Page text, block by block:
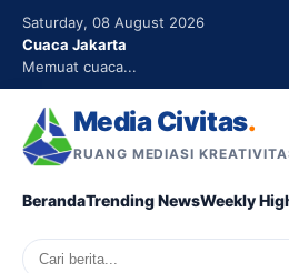
Saturday, 08 August 2026
Cuaca Jakarta
Memuat cuaca...
Media Civitas.
RUANG MEDIASI
BerandaTrending NewsWeekly
Search